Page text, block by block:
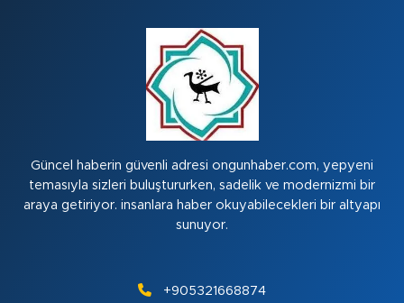
Güncel haberin güvenli adresi ongunhaber.com, yepyeni
temasıyla sizleri buluştururken, sadelik ve modernizmi bir
araya getiriyor. insanlara haber okuyabilecekleri bir altyapı
sunuyor.
+905321668874